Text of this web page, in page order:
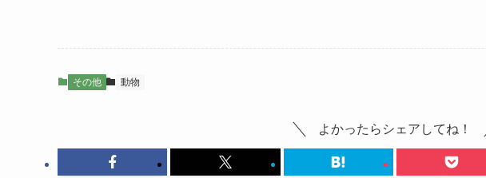
その他 動物
よかったらシェアしてね！